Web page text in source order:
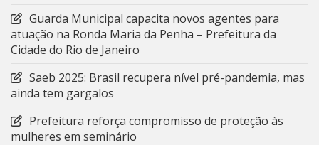
Guarda Municipal capacita novos agentes para
atuação na Ronda Maria da Penha – Prefeitura da
Cidade do Rio de Janeiro
Saeb 2025: Brasil recupera nível pré-pandemia, mas
ainda tem gargalos
Prefeitura reforça compromisso de proteção às
mulheres em seminário